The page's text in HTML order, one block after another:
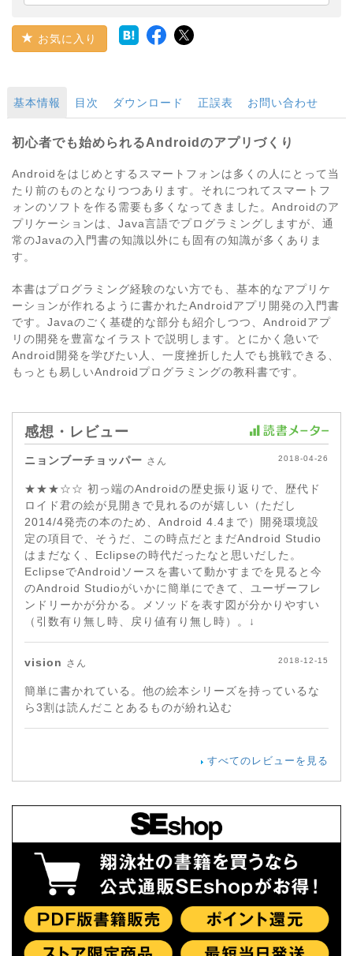
お気に入り
基本情報 目次 ダウンロード 正誤表 お問い合わせ
初心者でも始められるAndroidのアプリづくり
Androidをはじめとするスマートフォンは多くの人にとって当
たり前のものとなりつつあります。それにつれてスマートフ
ォンのソフトを作る需要も多くなってきました。Androidのア
プリケーションは、Java言語でプログラミングしますが、通
常のJavaの入門書の知識以外にも固有の知識が多くありま
す。
本書はプログラミング経験のない方でも、基本的なアプリケ
ーションが作れるように書かれたAndroidアプリ開発の入門書
です。Javaのごく基礎的な部分も紹介しつつ、Androidアプ
リの開発を豊富なイラストで説明します。とにかく急いで
Android開発を学びたい人、一度挫折した人でも挑戦できる、
もっとも易しいAndroidプログラミングの教科書です。
感想・レビュー
ニョンブーチョッパー さん 2018-04-26
★★★☆☆ 初っ端のAndroidの歴史振り返りで、歴代ド
ロイド君の絵が見開きで見れるのが嬉しい（ただし
2014/4発売の本のため、Android 4.4まで）開発環境設
定の項目で、そうだ、この時点だとまだAndroid Studio
はまだなく、Eclipseの時代だったなと思いだした。
EclipseでAndroidソースを書いて動かすまでを見ると今
のAndroid Studioがいかに簡単にできて、ユーザーフレ
ンドリーかが分かる。メソッドを表す図が分かりやすい
（引数有り無し時、戻り値有り無し時）。↓
vision さん 2018-12-15
簡単に書かれている。他の絵本シリーズを持っているな
ら3割は読んだことあるものが紛れ込む
すべてのレビューを見る